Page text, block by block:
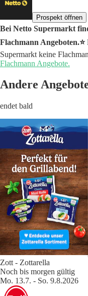
Prospekt öffnen
Bei Netto Supermarkt
Flachmann Angeboten.⭐️
Supermarkt keine
Flachmann Angebote.
Andere
endet bald
Zott - Zottarella
Noch bis morgen gültig
Mo. 13.7. - So. 9.8.2026